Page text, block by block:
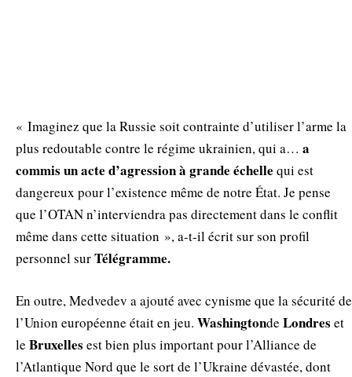
« Imaginez que la Russie soit contrainte d’utiliser l’arme la
plus redoutable contre le régime ukrainien, qui a… a
commis un acte d’agression à grande échelle qui est
dangereux pour l’existence même de notre État. Je pense
que l’OTAN n’interviendra pas directement dans le conflit
même dans cette situation », a-t-il écrit sur son profil
personnel surTélégramme.
En outre, Medvedev a ajouté avec cynisme que la sécurité de
l’Union européenne était en jeu. Washingtonde Londres et
le Bruxelles est bien plus important pour l’Alliance de
l’Atlantique Nord que le sort de l’Ukraine dévastée, dont